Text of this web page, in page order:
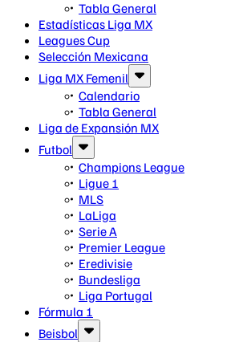
Tabla General
Estadísticas Liga MX
Leagues Cup
Selección Mexicana
Liga MX Femenil
Calendario
Tabla General
Liga de Expansión MX
Futbol
Champions League
Ligue 1
MLS
LaLiga
Serie A
Premier League
Eredivisie
Bundesliga
Liga Portugal
Fórmula 1
Beisbol